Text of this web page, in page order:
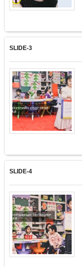
SLIDE-3
SLIDE-4